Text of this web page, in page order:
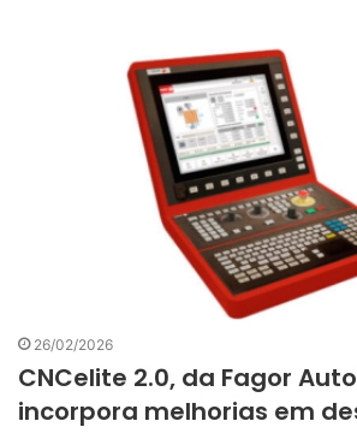
26/02/2026
CNCelite 2.0, da Fagor
incorpora melhorias em